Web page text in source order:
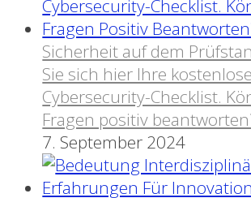
Sicherheit auf dem
Sie sich hier Ihre kostenlose
Cybersecurity-Checklist.
Fragen positiv
7. September 2024